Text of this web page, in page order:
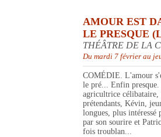
AMOUR EST
LE PRESQUE
THÉÂTRE DE LA
Du mardi 7 février au
COMÉDIE. L'amour
le pré... Enfin
agricultrice célibataire,
prétendants, Kévin,
longues, plus intéressé
par son sourire et
fois troublan...